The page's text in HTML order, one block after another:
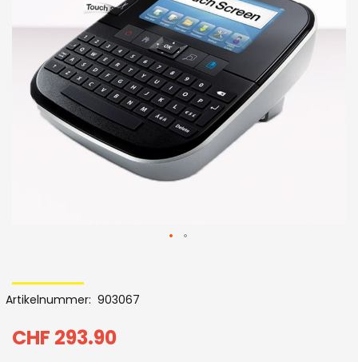
Bildergalerie
to
the
beginning
CHF 293.90
Artikelnummer 903067